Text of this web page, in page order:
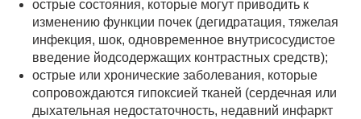
острые состояния, которые могут приводить к
изменению функции почек (дегидратация, тяжелая
инфекция, шок, одновременное внутрисосудистое
введение йодсодержащих контрастных средств);
острые или хронические заболевания, которые
сопровождаются гипоксией тканей (сердечная или
дыхательная недостаточность, недавний инфаркт